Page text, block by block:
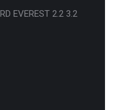
EVEREST 2.2 3.2